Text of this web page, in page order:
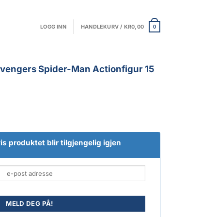
LOGG INN HANDLEKURV / KR0,00 0
Spider-Man Actionfigur 15
produktet blir tilgjengelig igjen